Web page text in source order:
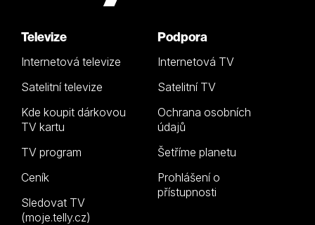
Televize
Internetová televize
Satelitní televize
Kde koupit dárkovou
TV kartu
TV program
Ceník
Sledovat TV
(moje.telly.cz)
Podpora
Internetová TV
Satelitní TV
Ochrana osobních
údajů
Šetříme planetu
Prohlášení o
přístupnosti